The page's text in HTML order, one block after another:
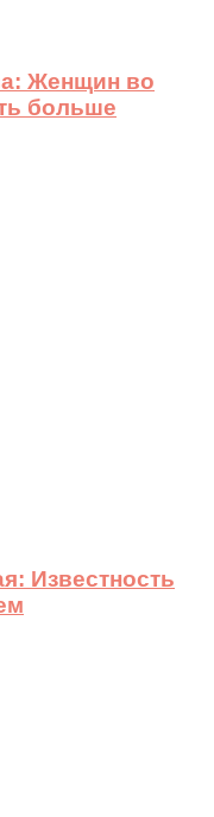
Женщин во
больше
Известность